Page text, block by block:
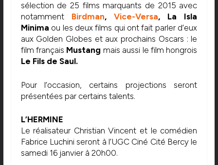
sélection de 25 films marquants de 2015 avec
notamment Birdman, Vice-Versa, La Isla
Minima ou les deux films qui ont fait parler d’eux
aux Golden Globes et aux prochains Oscars : le
film français Mustang mais aussi le film hongrois
Le Fils de Saul.
Pour l’occasion, certains projections seront
présentées par certains talents.
L’HERMINE
Le réalisateur Christian Vincent et le comédien
Fabrice Luchini seront à l’UGC Ciné Cité Bercy le
samedi 16 janvier à 20h00.